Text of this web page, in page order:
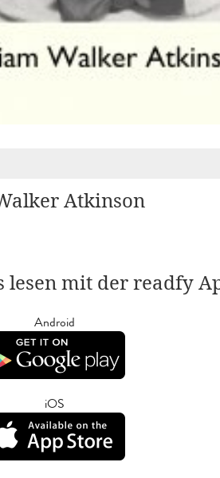
Atkinson
lesen mit der readfy
Android
iOS